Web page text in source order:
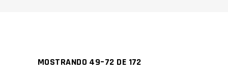
MOSTRANDO 49–72 DE 172